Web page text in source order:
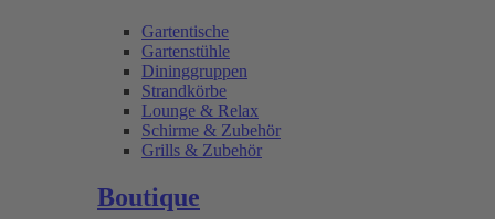
Gartentische
Gartenstühle
Dininggruppen
Strandkörbe
Lounge & Relax
Schirme & Zubehör
Grills & Zubehör
Boutique